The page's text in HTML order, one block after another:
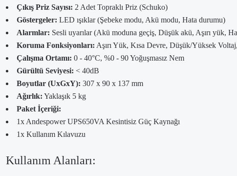
Çıkış Priz Sayısı: 2 Adet Topraklı Priz (Schuko)
Göstergeler: LED ışıklar (Şebeke modu, Akü modu, Hata durumu)
Alarmlar: Sesli uyarılar (Akü moduna geçiş, Düşük akü, Aşırı yük,
Koruma Fonksiyonları: Aşırı Yük, Kısa Devre, Düşük/Yüksek
Çalışma Ortamı: 0 - 40°C, %0 - 90 Yoğuşmasız Nem
Gürültü Seviyesi: < 40dB
Boyutlar (UxGxY): 307 x 90 x 137 mm
Ağırlık: Yaklaşık 5 kg
Paket İçeriği:
1x Andespower UPS650VA Kesintisiz Güç Kaynağı
1x Kullanım Kılavuzu
Kullanım Alanları: